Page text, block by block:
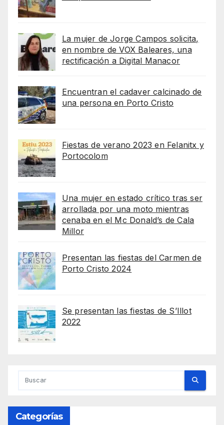
La mujer de Jorge Campos solicita,
en nombre de VOX Baleares, una
rectificación a Digital Manacor
Encuentran el cadaver calcinado de
una persona en Porto Cristo
Fiestas de verano 2023 en Felanitx y
Portocolom
Una mujer en estado crítico tras ser
arrollada por una moto mientras
cenaba en el Mc Donald’s de Cala
Millor
Presentan las fiestas del Carmen de
Porto Cristo 2024
Se presentan las fiestas de S’Illot
2022
Categorías